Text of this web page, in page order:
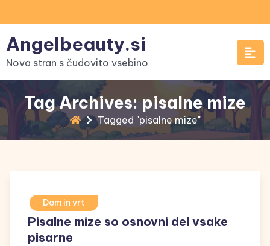
to
content
Angelbeauty.si
Nova stran s čudovito vsebino
Tag Archives: pisalne mize
Tagged "pisalne mize"
Dom in vrt
Pisalne mize so osnovni del vsake
pisarne